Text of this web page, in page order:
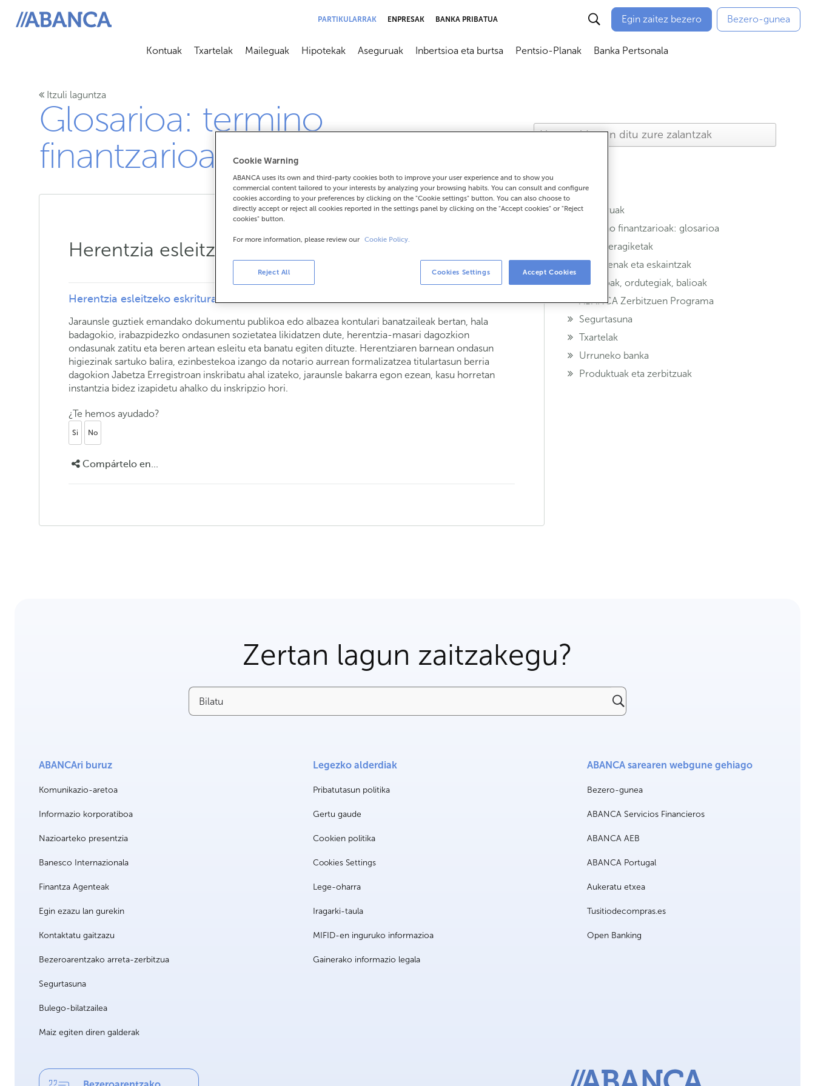
ABANCA
PARTIKULARRAK ENPRESAK BANKA PRIBATUA Egin zaitez bezero Bezero-gunea
Kontuak
Abrir submenú
Txartelak
Abrir submenú
Maileguak
Abrir submenú
Hipotekak
Abrir submenú
Aseguruak
Abrir submenú
Inbertsioa eta burtsa
Abrir submenú
Pentsio-Planak
Abrir submenú
Banka Pertsonala
Itzuli laguntza
Glosarioa: termino
finantzarioak
Herentzia esleitzeko eskritura
Herentzia esleitzeko eskritura
Jaraunsle guztiek emandako dokumentu publikoa edo albazea kontulari banatzaileak bertan, hala
badagokio, irabazpidezko ondasunen sozietatea likidatzen dute, herentzia-masari dagozkion
ondasunak zatitu eta beren artean esleitu eta banatu egiten dituzte. Herentziaren barnean ondasun
higiezinak sartuko balira, ezinbestekoa izango da notario aurrean formalizatzea titulartasun berria
dagokion Jabetza Erregistroan inskribatu ahal izateko, jaraunsle bakarra egon ezean, kasu horretan
instantzia bidez izapidetu ahalko du inskripzio hori.
¿Te hemos ayudado?
Si No
Compártelo en...
Aseguruak
Termino finantzarioak: glosarioa
Ohiko eragiketak
Sustapenak eta eskaintzak
Bulegoak, ordutegiak, balioak
ABANCA Zerbitzuen Programa
Segurtasuna
Txartelak
Urruneko banka
Produktuak eta zerbitzuak
Zertan lagun zaitzakegu?
Bilatu
ABANCAri buruz
Komunikazio-aretoa
Informazio korporatiboa
Nazioarteko presentzia
Banesco Internazionala
Finantza Agenteak
Egin ezazu lan gurekin
Kontaktatu gaitzazu
Bezeroarentzako arreta-zerbitzua
Segurtasuna
Bulego-bilatzailea
Maiz egiten diren galderak
Legezko alderdiak
Pribatutasun politika
Gertu gaude
Cookien politika
Cookies Settings
Lege-oharra
Iragarki-taula
MIFID-en inguruko informazioa
Gainerako informazio legala
ABANCA sarearen webgune gehiago
Bezero-gunea
ABANCA Servicios Financieros
ABANCA AEB
ABANCA Portugal
Aukeratu etxea
Tusitiodecompras.es
Open Banking
Cookie Warning
ABANCA uses its own and third-party cookies both to improve your user experience and to show you
commercial content tailored to your interests by analyzing your browsing habits. You can consult and configure
cookies according to your preferences by clicking on the "Cookie settings" button. You can also choose to
directly accept or reject all cookies reported in the settings panel by clicking on the "Accept cookies" or "Reject
cookies" button.
For more information, please review our Cookie Policy.
Reject All Cookies Settings Accept Cookies